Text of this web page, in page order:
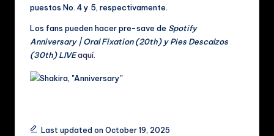
puestos No. 4 y 5, respectivamente.
Los fans pueden hacer pre-save de Spotify
Anniversary | Oral Fixation (20th) y Pies Descalzos
(30th) LIVEaquí.
Tags:Last updated on October 19, 2025